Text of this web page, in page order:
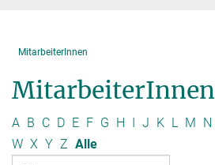
MitarbeiterInnen
MitarbeiterInnen
A B C D E F G H I J K L M N
W X Y Z Alle